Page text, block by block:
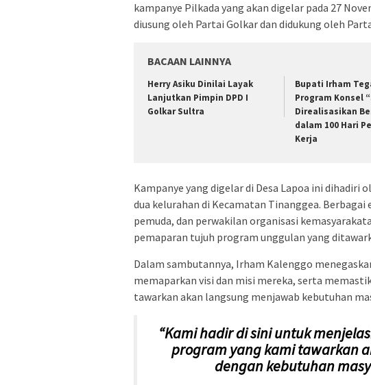
kampanye Pilkada yang akan digelar pada 27
diusung oleh Partai Golkar dan didukung oleh
BACAAN LAINNYA
Herry Asiku Dinilai Layak
Lanjutkan Pimpin DPD I
Golkar Sultra
Bupati Irham
Program Konsel
Direalisasikan
dalam 100 Hari
Kerja
Kampanye yang digelar di Desa Lapoa ini dihadiri
dua kelurahan di Kecamatan Tinanggea.
pemuda, dan perwakilan organisasi
pemaparan tujuh program unggulan yang
Dalam sambutannya, Irham Kalenggo
memaparkan visi dan misi mereka, serta
tawarkan akan langsung menjawab kebutuhan
“Kami hadir di sini untuk
program yang kami tawarkan
dengan kebutuhan